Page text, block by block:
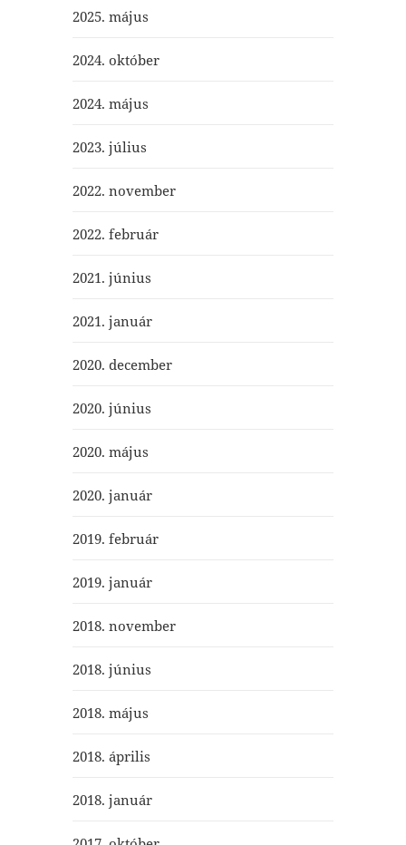
2025. május
2024. október
2024. május
2023. július
2022. november
2022. február
2021. június
2021. január
2020. december
2020. június
2020. május
2020. január
2019. február
2019. január
2018. november
2018. június
2018. május
2018. április
2018. január